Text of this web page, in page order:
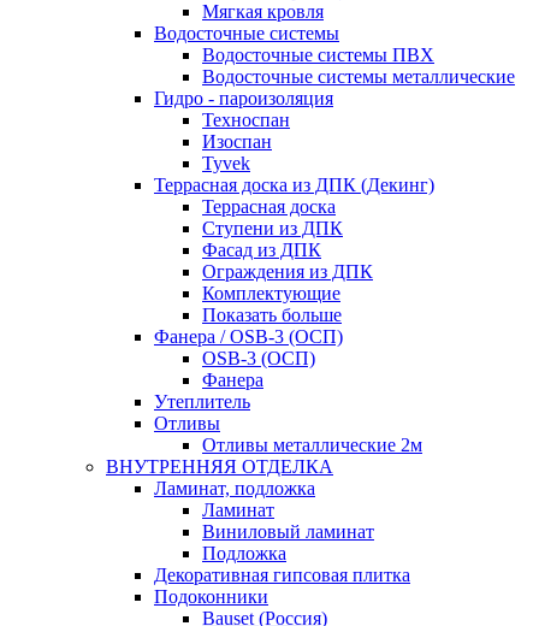
Мягкая кровля
Водосточные системы
Водосточные системы ПВХ
Водосточные системы металлические
Гидро - пароизоляция
Техноспан
Изоспан
Tyvek
Террасная доска из ДПК (Декинг)
Террасная доска
Ступени из ДПК
Фасад из ДПК
Ограждения из ДПК
Комплектующие
Показать больше
Фанера / OSB-3 (ОСП)
OSB-3 (ОСП)
Фанера
Утеплитель
Отливы
Отливы металлические 2м
ВНУТРЕННЯЯ ОТДЕЛКА
Ламинат, подложка
Ламинат
Виниловый ламинат
Подложка
Декоративная гипсовая плитка
Подоконники
Bauset (Россия)